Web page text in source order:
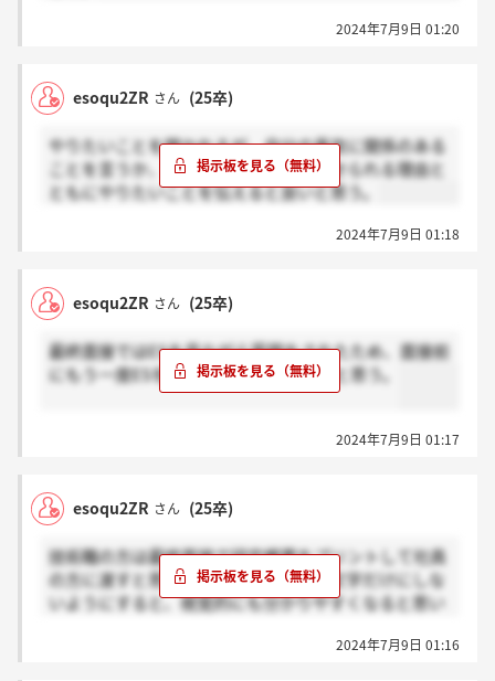
2024年7月9日 01:20
esoqu2ZR さん (25卒)
やりたいことを聞かれるが、自分の専攻に関係のある
ことを言うか、そうでなければ納得させられる理由と
ともにやりたいことを伝えると良いと思う。
2024年7月9日 01:18
esoqu2ZR さん (25卒)
最終面接ではESを見ながら質問をされたため、面接前
にもう一度ESを確認しておくのが良いと思う。
2024年7月9日 01:17
esoqu2ZR さん (25卒)
技術職の方は最終面接で研究概要をプリントして社員
の方に渡すと思いますが、図も加えて文字だけにしな
いようにすると、視覚的にも分かりやすくなると思い
2024年7月9日 01:16